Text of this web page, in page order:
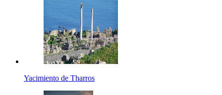
Yacimiento de Tharros